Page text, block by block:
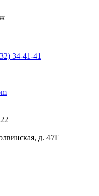
34-41-41
д. 47Г